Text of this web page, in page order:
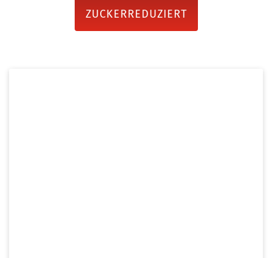
ZUCKERREDUZIERT